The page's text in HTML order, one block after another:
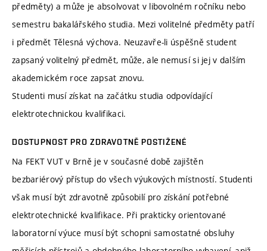
předměty) a může je absolvovat v libovolném ročníku nebo
semestru bakalářského studia. Mezi volitelné předměty patří
i předmět Tělesná výchova. Neuzavře-li úspěšně student
zapsaný volitelný předmět, může, ale nemusí si jej v dalším
akademickém roce zapsat znovu.
Studenti musí získat na začátku studia odpovídající
elektrotechnickou kvalifikaci.
DOSTUPNOST PRO ZDRAVOTNĚ POSTIŽENÉ
Na FEKT VUT v Brně je v současné době zajištěn
bezbariérový přístup do všech výukových místností. Studenti
však musí být zdravotně způsobilí pro získání potřebné
elektrotechnické kvalifikace. Při prakticky orientované
laboratorní výuce musí být schopni samostatné obsluhy